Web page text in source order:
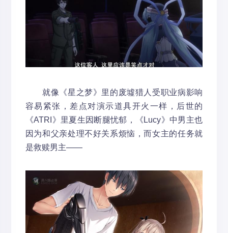
就像《星之梦》里的废墟猎人受职业病影响
容易紧张，差点对演示道具开火一样，后世的
《ATRI》里夏生因断腿忧郁，《Lucy》中男主也
因为和父亲处理不好关系烦恼，而女主的任务就
是救赎男主——